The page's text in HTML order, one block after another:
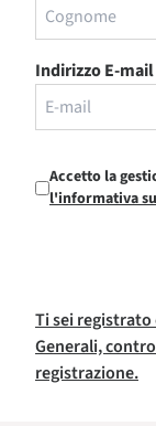
Indirizzo E-mail
Accetto la
l'informativa
Ti sei registrato
Generali,
registrazione.